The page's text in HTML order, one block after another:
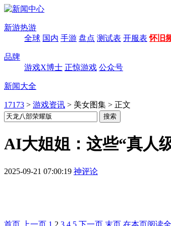
新游热游
全球 国内 手游 盘点 测试表 开服表 怀旧
品牌
游戏X博士 正惊游戏 公众号
新闻大全
17173 > 游戏资讯 > 美女图集 > 正文
AI大姐姐：这些“真人
2025-09-21 07:00:19 神评论
首页 上一页 1 2 3 4 5 下一页 末页 在本页阅读